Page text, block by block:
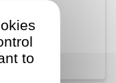
Achat Appartement Jeanne d'Arc
to